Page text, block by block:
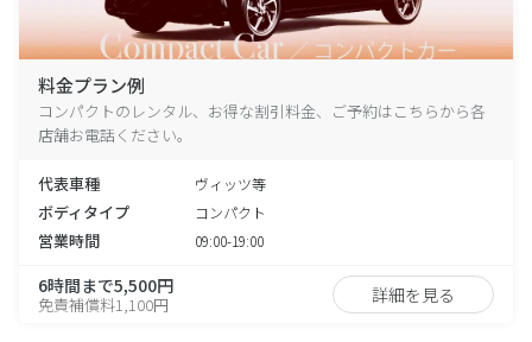
料金プラン例
コンパクトのレンタル、お得な割引料金、ご予約はこちらから各
店舗お電話ください。
代表車種 ヴィッツ等
ボディタイプ コンパクト
営業時間 09:00-19:00
6時間まで5,500円
免責補償料1,100円 詳細を見る